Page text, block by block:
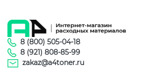
8 (800) 505-04-18
8 (921) 808-85-99
zakaz@a4toner.ru